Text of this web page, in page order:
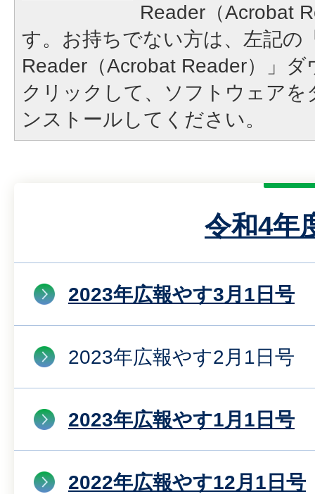
Reader（Acrobat
す。お持ちでない方は、左記の
Reader（Acrobat Reader）」
クリックして、ソフトウェア
ンストールしてください。
令和4年
2023年広報やす3月1日号
2023年広報やす2月1日号
2023年広報やす1月1日号
2022年広報やす12月1日号